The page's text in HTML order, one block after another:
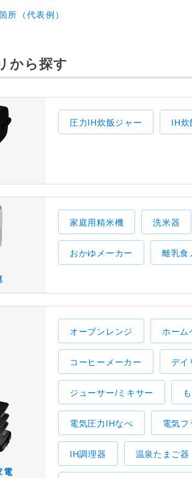
所（代表例）
から探す
圧力IH炊飯ジャー IH炊
家庭用精米機 洗米器
おかゆメーカー 離乳食
電
オーブンレンジ ホーム
コーヒーメーカー デイ
ジューサー/ミキサー
電気圧力IHなべ 電気フ
IH調理器 温泉たまご器